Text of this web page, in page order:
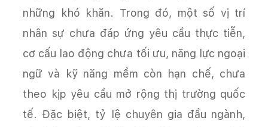
những khó khăn. Trong đó, một số vị trí
nhân sự chưa đáp ứng yêu cầu thực tiễn,
cơ cấu lao động chưa tối ưu, năng lực ngoại
ngữ và kỹ năng mềm còn hạn chế, chưa
theo kịp yêu cầu mở rộng thị trường quốc
tế. Đặc biệt, tỷ lệ chuyên gia đầu ngành,